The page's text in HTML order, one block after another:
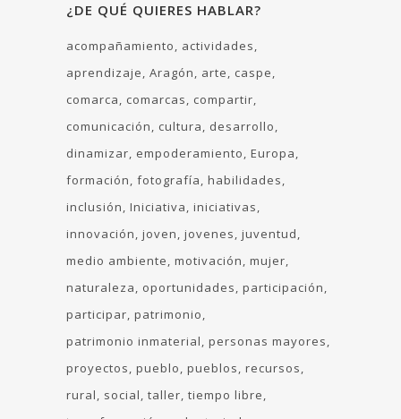
¿DE QUÉ QUIERES HABLAR?
acompañamiento
actividades
aprendizaje Aragón arte
caspe
comarca
comarcas
compartir
comunicación
cultura
desarrollo
dinamizar empoderamiento Europa
formación fotografía habilidades
inclusión Iniciativa iniciativas
innovación joven jovenes juventud
medio ambiente motivación mujer
naturaleza
oportunidades participación
participar patrimonio
patrimonio inmaterial personas mayores
proyectos pueblo pueblos recursos
rural
social taller tiempo libre